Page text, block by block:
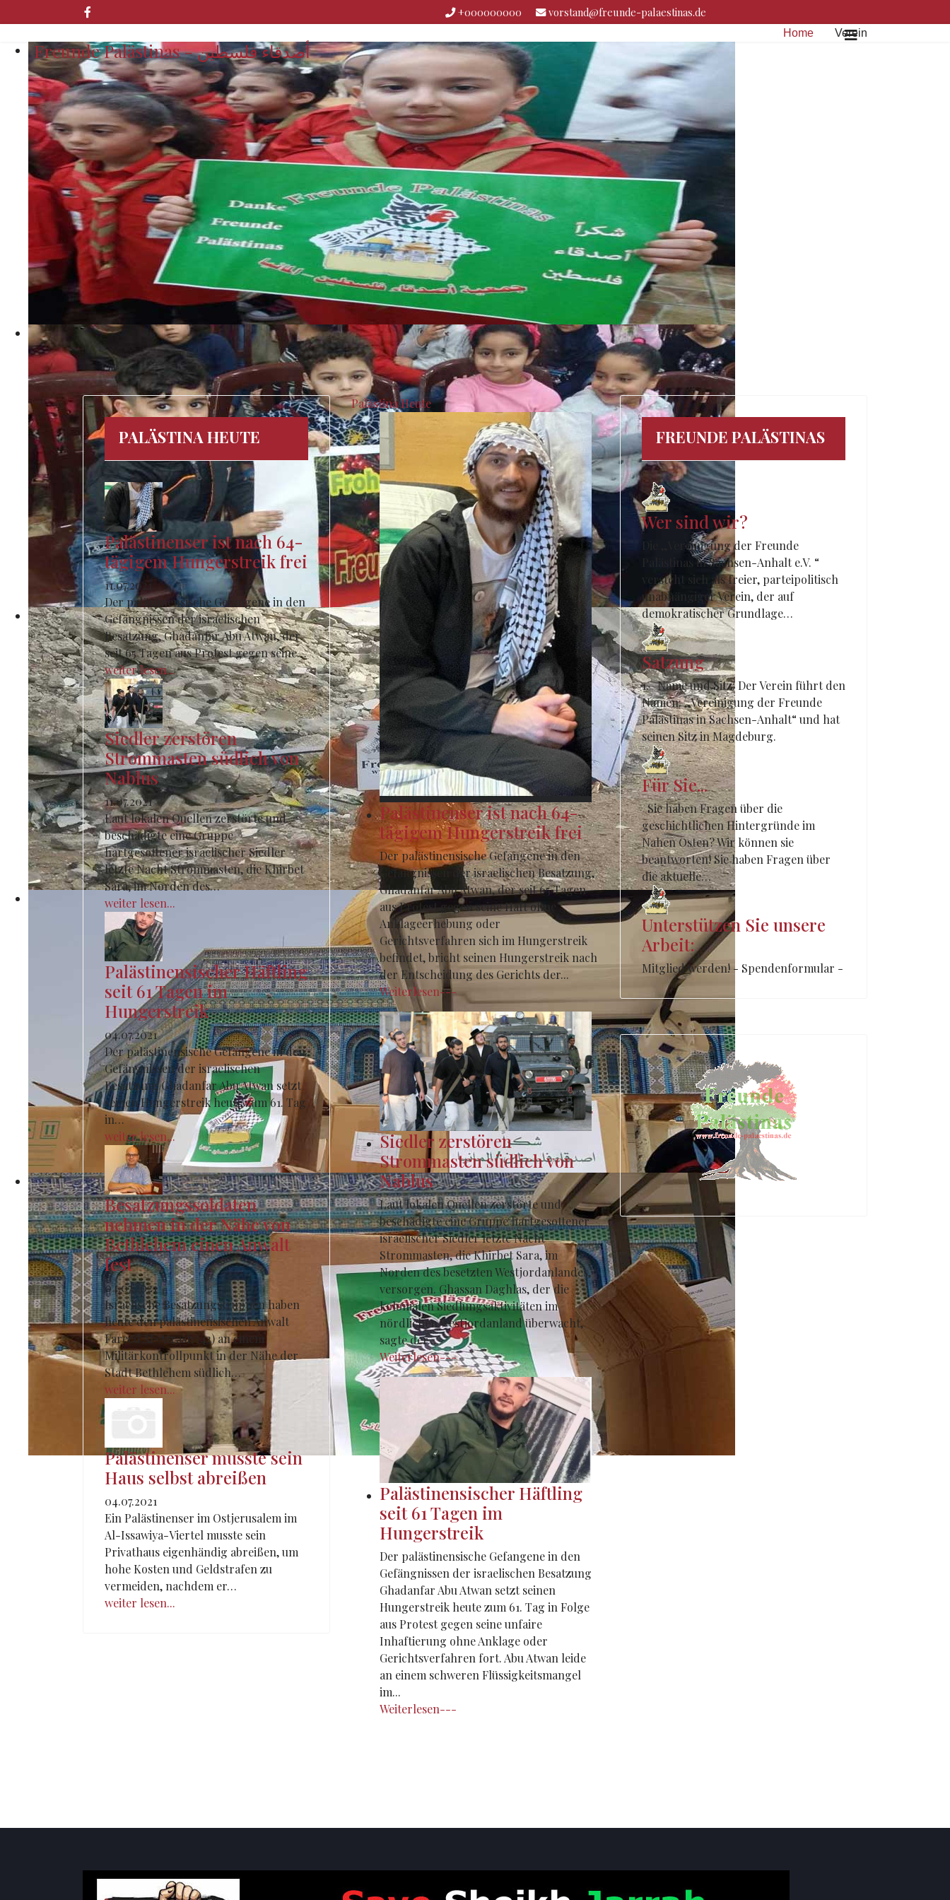
+000000000 vorstand@freunde-palaestinas.de
Freunde Palästinas - أصدقاء فلسطين
Home Verein
PALÄSTINA HEUTE
Palästinenser ist nach 64-
tägigem Hungerstreik frei
11.07.2021
Der palästinensische Gefangene in den
Gefängnissen der israelischen
Besatzung, Ghadanfar Abu Atwan, der
seit 65 Tagen aus Protest gegen seine…
weiter lesen...
Siedler zerstören
Strommasten südlich von
Nablus
11.07.2021
Laut lokalen Quellen zerstörte und
beschädigte eine Gruppe
hartgesottener israelischer Siedler
letzte Nacht Strommasten, die Khirbet
Sara, im Norden des…
weiter lesen...
Palästinensischer Häftling
seit 61 Tagen im
Hungerstreik
04.07.2021
Der palästinensische Gefangene in den
Gefängnissen der israelischen
Besatzung Ghadanfar Abu Atwan setzt
seinen Hungerstreik heute zum 61. Tag
in…
weiter lesen...
Besatzungssoldaten
nehmen in der Nähe von
Bethlehem einen Anwalt
fest
04.07.2021
Israelische Besatzungstruppen haben
heute den palästinensischen Anwalt
Fareed Al-Atrash (43) an einem
Militärkontrollpunkt in der Nähe der
Stadt Bethlehem südlich…
weiter lesen...
Palästinenser musste sein
Haus selbst abreißen
04.07.2021
Ein Palästinenser im Ostjerusalem im
Al-Issawiya-Viertel musste sein
Privathaus eigenhändig abreißen, um
hohe Kosten und Geldstrafen zu
vermeiden, nachdem er…
weiter lesen...
Palästina Heute
Palästinenser ist nach 64-
tägigem Hungerstreik frei
Der palästinensische Gefangene in den
Gefängnissen der israelischen Besatzung,
Ghadanfar Abu Atwan, der seit 65 Tagen
aus Protest gegen seine Haft ohne
Anklageerhebung oder
Gerichtsverfahren sich im Hungerstreik
befindet, bricht seinen Hungerstreik nach
der Entscheidung des Gerichts der...
Weiterlesen---
Siedler zerstören
Strommasten südlich von
Nablus
Laut lokalen Quellen zerstörte und
beschädigte eine Gruppe hartgesottener
israelischer Siedler letzte Nacht
Strommasten, die Khirbet Sara, im
Norden des besetzten Westjordanlandes,
versorgen. Ghassan Daghlas, der die
kolonialen Siedlungsaktivitäten im
nördlichen Westjordanland überwacht,
sagte der...
Weiterlesen---
Palästinensischer Häftling
seit 61 Tagen im
Hungerstreik
Der palästinensische Gefangene in den
Gefängnissen der israelischen Besatzung
Ghadanfar Abu Atwan setzt seinen
Hungerstreik heute zum 61. Tag in Folge
aus Protest gegen seine unfaire
Inhaftierung ohne Anklage oder
Gerichtsverfahren fort. Abu Atwan leide
an einem schweren Flüssigkeitsmangel
im...
Weiterlesen---
FREUNDE PALÄSTINAS
Wer sind wir?
Die „Vereinigung der Freunde
Palästinas in Sachsen-Anhalt e.V. “
versteht sich als freier, parteipolitisch
unabhängiger Verein, der auf
demokratischer Grundlage…
Satzung
1. Name und Sitz: Der Verein führt den
Namen: „Vereinigung der Freunde
Palästinas in Sachsen-Anhalt“ und hat
seinen Sitz in Magdeburg.
Für Sie...
Sie haben Fragen über die
geschichtlichen Hintergründe im
Nahen Osten? Wir können sie
beantworten! Sie haben Fragen über
die aktuelle…
Unterstützen Sie unsere
Arbeit:
Mitglied werden! - Spendenformular -